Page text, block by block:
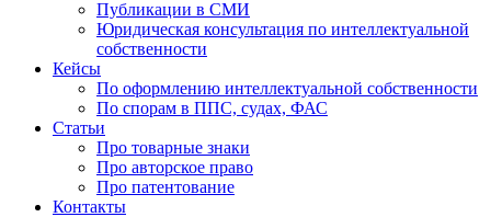
Публикации в СМИ
Юридическая консультация по интеллектуальной
собственности
Кейсы
По оформлению интеллектуальной собственности
По спорам в ППС, судах, ФАС
Статьи
Про товарные знаки
Про авторское право
Про патентование
Контакты